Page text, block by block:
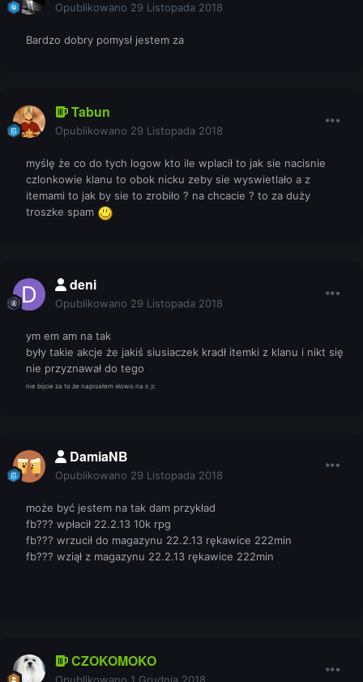
Opublikowano 29 Listopada 2018
Bardzo dobry pomysł jestem za
Tabun
Opublikowano 29 Listopada 2018
myślę że co do tych logow kto ile wplacił to jak sie nacisnie
czlonkowie klanu to obok nicku zeby sie wyswietlało a z
itemami to jak by sie to zrobiło ? na chcacie ? to za duży
troszke spam
deni
Opublikowano 29 Listopada 2018
ym em am na tak
były takie akcje że jakiś siusiaczek kradł itemki z klanu i nikt się
nie przyznawał do tego
nie bijcie za to że napisałem słowo na s ;c
DamiaNB
Opublikowano 29 Listopada 2018
może być jestem na tak dam przykład
fb??? wpłacił 22.2.13 10k rpg
fb??? wrzucił do magazynu 22.2.13 rękawice 222min
fb??? wziął z magazynu 22.2.13 rękawice 222min
CZOKOMOKO